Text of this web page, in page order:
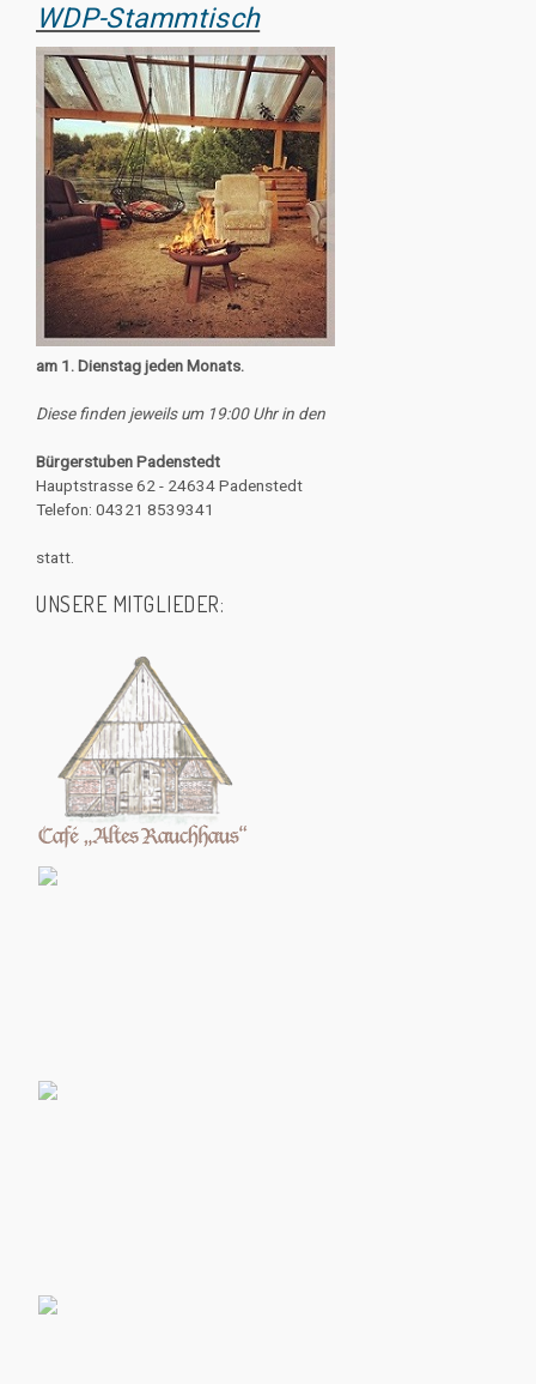
WDP-Stammtisch
am 1. Dienstag jeden Monats.
Diese finden jeweils um 19:00 Uhr in den
Bürgerstuben Padenstedt
Hauptstrasse 62 - 24634 Padenstedt
Telefon: 04321 8539341
statt.
UNSERE MITGLIEDER: